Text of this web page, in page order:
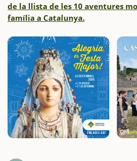
de la llista de les 10 aventures
família a Catalunya.